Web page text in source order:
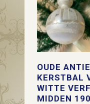
OUDE
KERSTBAL
WITTE
MIDDEN